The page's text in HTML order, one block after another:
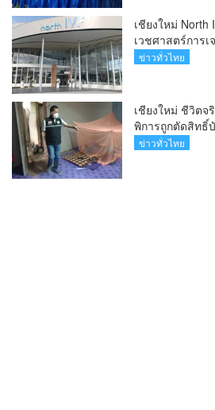
เชียงใหม่ North
เวชศาสตร์การ
ระดับเชียงใหม่
ข่าวทั่วไทย
เชียงใหม่ ชีวิต
พิการถูกตัดสิทธิ์
ทบทวนเกณฑ์ช่
ข่าวทั่วไทย